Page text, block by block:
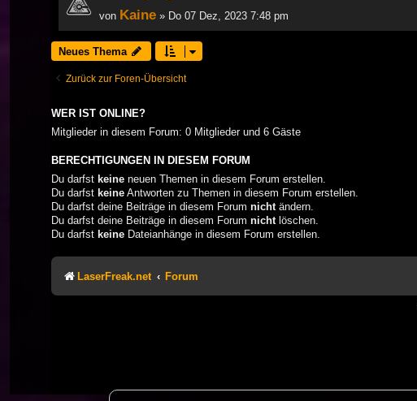
von Kaine » Do 07 Dez, 2023 7:48 pm
Neues Thema
Zurück zur Foren-Übersicht
WER IST ONLINE?
Mitglieder in diesem Forum: 0 Mitglieder und 6 Gäste
BERECHTIGUNGEN IN DIESEM FORUM
Du darfst keine neuen Themen in diesem Forum erstellen.
Du darfst keine Antworten zu Themen in diesem Forum erstellen.
Du darfst deine Beiträge in diesem Forum nicht ändern.
Du darfst deine Beiträge in diesem Forum nicht löschen.
Du darfst keine Dateianhänge in diesem Forum erstellen.
LaserFreak.net Forum